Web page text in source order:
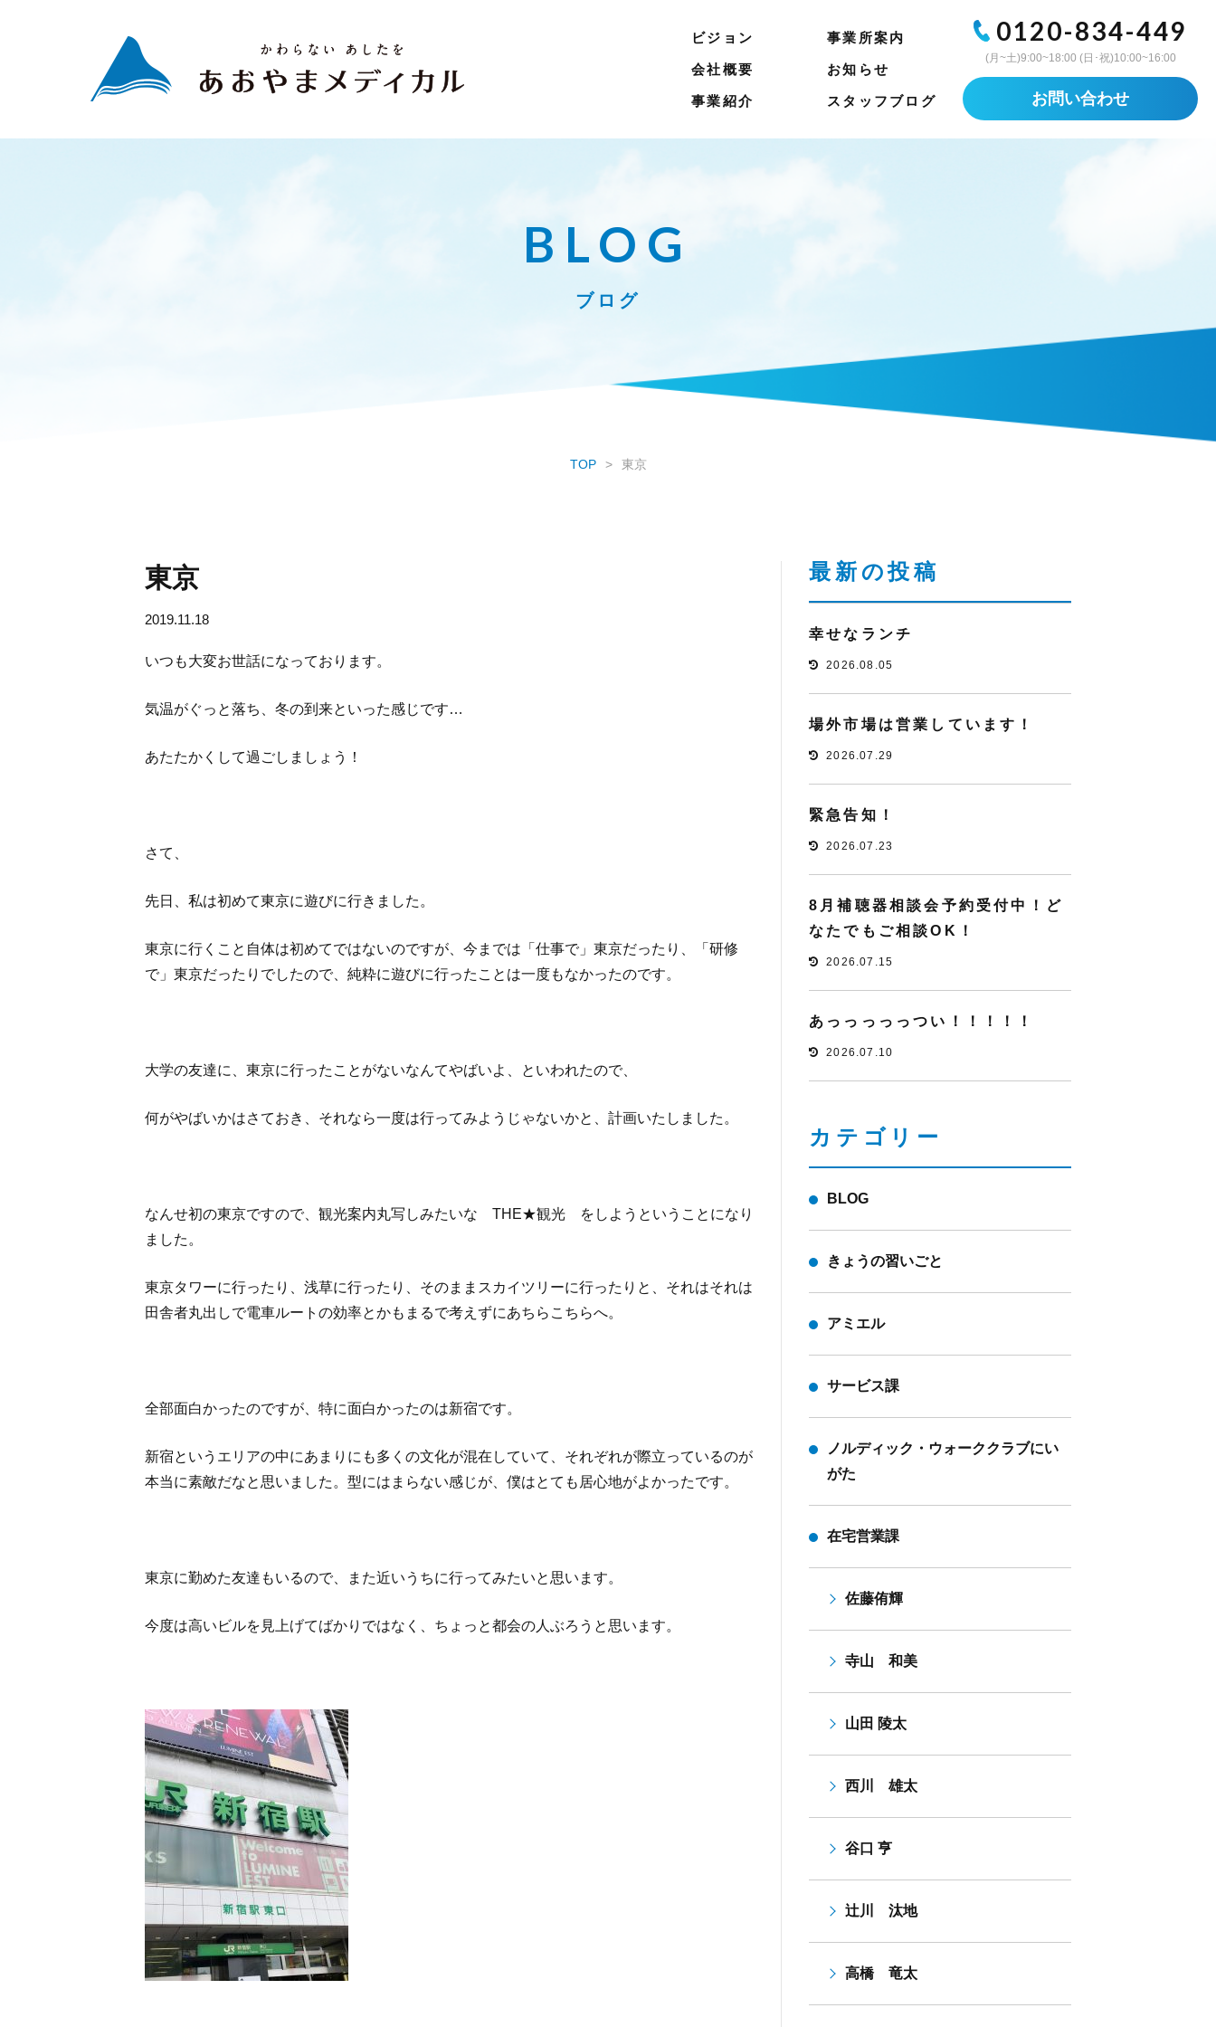
ビジョン 事業所案内
会社概要 お知らせ
事業紹介 スタッフブログ
0120-834-449
(月~土)9:00~18:00 (日･祝)10:00~16:00
お問い合わせ
BLOG
ブログ
TOP 東京
東京
2019.11.18
いつも大変お世話になっております。
気温がぐっと落ち、冬の到来といった感じです…
あたたかくして過ごしましょう！
さて、
先日、私は初めて東京に遊びに行きました。
東京に行くこと自体は初めてではないのですが、今までは「仕事で」東京だったり、「研修
で」東京だったりでしたので、純粋に遊びに行ったことは一度もなかったのです。
大学の友達に、東京に行ったことがないなんてやばいよ、といわれたので、
何がやばいかはさておき、それなら一度は行ってみようじゃないかと、計画いたしました。
なんせ初の東京ですので、観光案内丸写しみたいな THE★観光 をしようということになり
ました。
東京タワーに行ったり、浅草に行ったり、そのままスカイツリーに行ったりと、それはそれは
田舎者丸出しで電車ルートの効率とかもまるで考えずにあちらこちらへ。
全部面白かったのですが、特に面白かったのは新宿です。
新宿というエリアの中にあまりにも多くの文化が混在していて、それぞれが際立っているのが
本当に素敵だなと思いました。型にはまらない感じが、僕はとても居心地がよかったです。
東京に勤めた友達もいるので、また近いうちに行ってみたいと思います。
今度は高いビルを見上げてばかりではなく、ちょっと都会の人ぶろうと思います。
最新の投稿
幸せなランチ
2026.08.05
場外市場は営業しています！
2026.07.29
緊急告知！
2026.07.23
8月補聴器相談会予約受付中！ど
なたでもご相談OK！
2026.07.15
あっっっっっつい！！！！！
2026.07.10
カテゴリー
BLOG
きょうの習いごと
アミエル
サービス課
ノルディック・ウォーククラブにい
がた
在宅営業課
佐藤侑輝
寺山 和美
山田 陵太
西川 雄太
谷口 亨
辻川 汰地
高橋 竜太